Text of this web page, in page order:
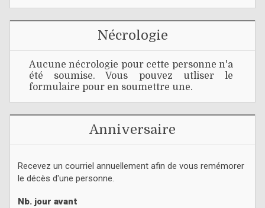
Nécrologie
Aucune nécrologie pour cette personne n'a
été soumise. Vous pouvez utliser le
formulaire pour en soumettre une.
Anniversaire
Recevez un courriel annuellement afin de vous remémorer
le décès d'une personne.
Nb. jour avant